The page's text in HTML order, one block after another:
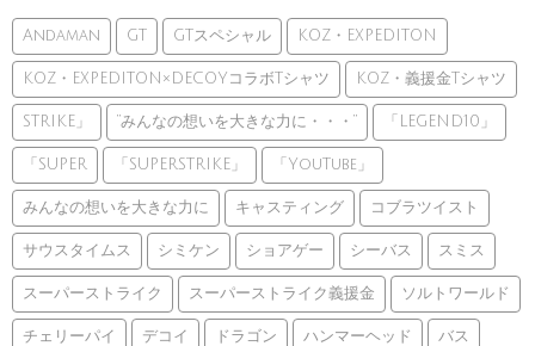
Andaman GT GTスペシャル KOZ・EXPEDITON
KOZ・EXPEDITON×DECOYコラボTシャツ KOZ・義援金Tシャツ
STRIKE」 ”みんなの想いを大きな力に・・・” 「LEGEND10」
「SUPER 「SUPERSTRIKE」 「YouTube」
みんなの想いを大きな力に キャスティング コブラツイスト
サウスタイムス シミケン ショアゲー シーバス スミス
スーパーストライク スーパーストライク義援金 ソルトワールド
チェリーパイ デコイ ドラゴン ハンマーヘッド バス